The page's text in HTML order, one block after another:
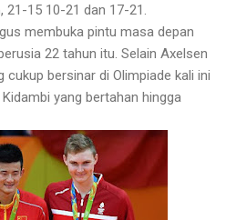
15 10-21 dan 17-21.
membuka pintu masa depan
22 tahun itu. Selain Axelsen
cukup bersinar di Olimpiade kali ini
yang bertahan hingga